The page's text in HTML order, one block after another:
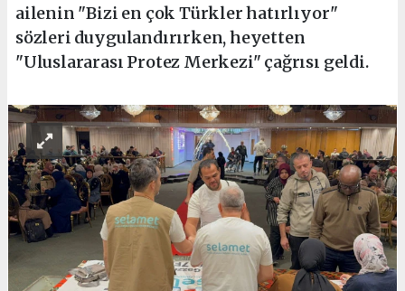
ailenin "Bizi en çok Türkler hatırlıyor"
sözleri duygulandırırken, heyetten
"Uluslararası Protez Merkezi" çağrısı geldi.